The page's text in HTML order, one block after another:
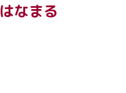
なまる